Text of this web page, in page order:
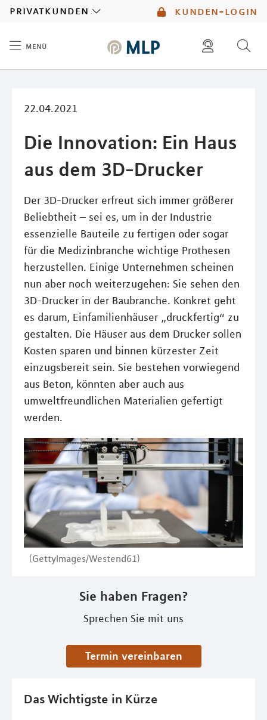
kunden-login
privatkunden
menü
22.04.2021
Die Innovation: Ein Haus
aus dem 3D-Drucker
Der 3D-Drucker erfreut sich immer größerer
Beliebtheit – sei es, um in der Industrie
essenzielle Bauteile zu fertigen oder sogar
für die Medizinbranche wichtige Prothesen
herzustellen. Einige Unternehmen scheinen
nun aber noch weiterzugehen: Sie sehen den
3D-Drucker in der Baubranche. Konkret geht
es darum, Einfamilienhäuser „druckfertig“ zu
gestalten. Die Häuser aus dem Drucker sollen
Kosten sparen und binnen kürzester Zeit
einzugsbereit sein. Sie bestehen vorwiegend
aus Beton, könnten aber auch aus
umweltfreundlichen Materialien gefertigt
werden.
(GettyImages/Westend61)
Sie haben Fragen?
Sprechen Sie mit uns
Termin vereinbaren
Das Wichtigste in Kürze